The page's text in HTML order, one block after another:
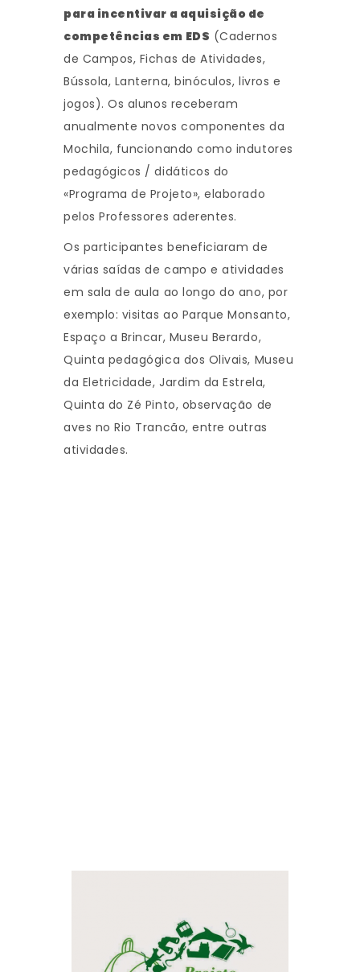
para incentivar a aquisição de
competências em EDS (Cadernos
de Campos, Fichas de Atividades,
Bússola, Lanterna, binóculos, livros e
jogos). Os alunos receberam
anualmente novos componentes da
Mochila, funcionando como indutores
pedagógicos / didáticos do
«Programa de Projeto», elaborado
pelos Professores aderentes.
Os participantes beneficiaram de
várias saídas de campo e atividades
em sala de aula ao longo do ano, por
exemplo: visitas ao Parque Monsanto,
Espaço a Brincar, Museu Berardo,
Quinta pedagógica dos Olivais, Museu
da Eletricidade, Jardim da Estrela,
Quinta do Zé Pinto, observação de
aves no Rio Trancão, entre outras
atividades.